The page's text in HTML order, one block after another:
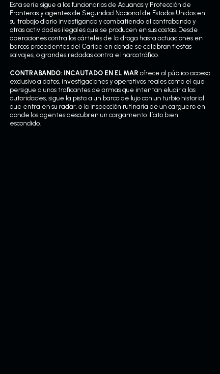
Esta serie sigue a los funcionarios de Aduanas y Protección de
Fronteras y agentes de Seguridad Nacional de Estados Unidos en
su trabajo diario investigando y combatiendo el contrabando y
otras actividades ilegales que se producen en sus costas. Desde
operaciones contra los cárteles de la droga hasta actuaciones en
barcos procedentes del Caribe en donde se celebran fiestas
salvajes, o grandes redadas contra el narcotráfico.
CONTRABANDO: INCAUTADO EN EL MAR ofrece al público acceso
exclusivo a datos, investigaciones y operativos reales como el que
persigue a unos traficantes de armas que intentan eludir a las
autoridades, sigue la pista a un barco de lujo con un turbio historial
que entra en su radar, o la inspección rutinaria de un carguero en
donde los agentes descubren un cargamento ilícito bien
escondido.